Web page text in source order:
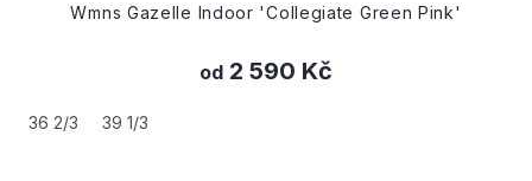
Wmns Gazelle Indoor 'Collegiate Green Pink'
od 2 590 Kč
36 2/3 39 1/3